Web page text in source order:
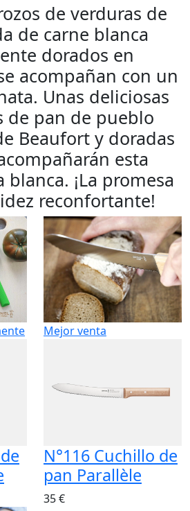
de verduras de
de carne blanca
dorados en
acompañan con un
Unas deliciosas
de pan de pueblo
Beaufort y doradas
esta
blanca. ¡La promesa
reconfortante!
Mejor venta
N°116 Cuchillo de
pan Parallèle
35 €